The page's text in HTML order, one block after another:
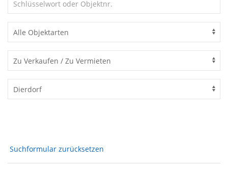
Suchformular zurücksetzen